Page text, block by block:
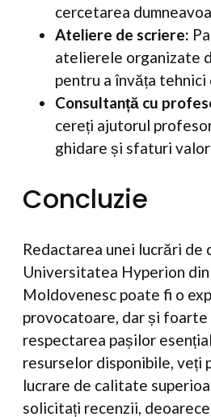
cercetarea
Ateliere de scriere:
atelierele organizate
pentru a învăța
Consultanță cu
cereți ajutorul
ghidare și sfaturi
Concluzie
Redactarea unei lucrări de
Universitatea Hyperion din
Moldovenesc poate fi o
provocatoare, dar și
respectarea pașilor
resurselor disponibile, veți
lucrare de calitate
solicitați recenzii,